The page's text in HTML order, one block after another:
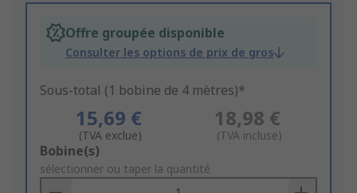
Offre groupée disponible
Consulter les options de prix de gros
Sous-total (1 bobine de 4 mètres)*
15,69 €
(TVA exclue)
18,98 €
(TVA incluse)
Add
to
Basket
Bobine(s)
sélectionner ou taper la quantité